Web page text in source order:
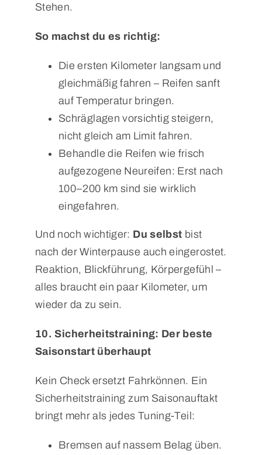
Stehen.
So machst du es richtig:
Die ersten Kilometer langsam und
gleichmäßig fahren – Reifen sanft
auf Temperatur bringen.
Schräglagen vorsichtig steigern,
nicht gleich am Limit fahren.
Behandle die Reifen wie frisch
aufgezogene Neureifen: Erst nach
100–200 km sind sie wirklich
eingefahren.
Und noch wichtiger: Du selbst bist
nach der Winterpause auch eingerostet.
Reaktion, Blickführung, Körpergefühl –
alles braucht ein paar Kilometer, um
wieder da zu sein.
10. Sicherheitstraining: Der beste
Saisonstart überhaupt
Kein Check ersetzt Fahrkönnen. Ein
Sicherheitstraining zum Saisonauftakt
bringt mehr als jedes Tuning-Teil:
Bremsen auf nassem Belag üben.